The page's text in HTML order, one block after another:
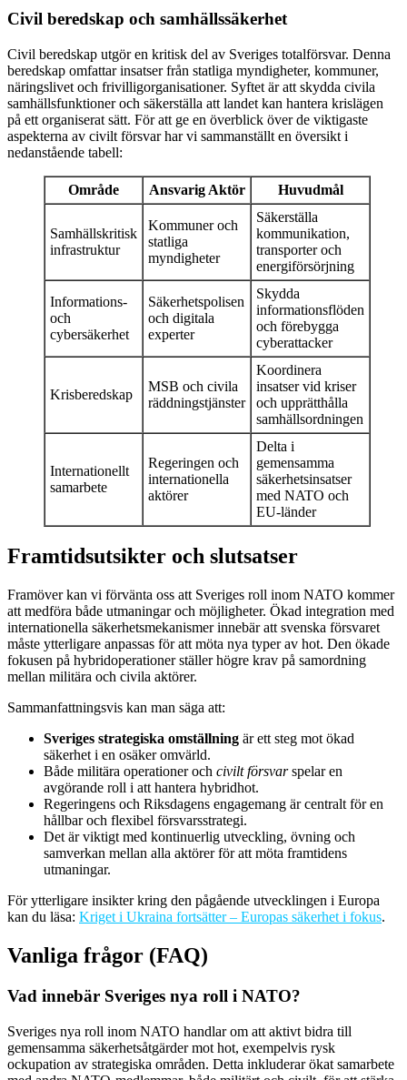
Civil beredskap och samhällssäkerhet
Civil beredskap utgör en kritisk del av Sveriges totalförsvar. Denna
beredskap omfattar insatser från statliga myndigheter, kommuner,
näringslivet och frivilligorganisationer. Syftet är att skydda civila
samhällsfunktioner och säkerställa att landet kan hantera krislägen
på ett organiserat sätt. För att ge en överblick över de viktigaste
aspekterna av civilt försvar har vi sammanställt en översikt i
nedanstående tabell:
Område Ansvarig Aktör Huvudmål
Samhällskritisk
infrastruktur
Kommuner och
statliga
myndigheter
Säkerställa
kommunikation,
transporter och
energiförsörjning
Informations-
och
cybersäkerhet
Säkerhetspolisen
och digitala
experter
Skydda
informationsflöden
och förebygga
cyberattacker
Krisberedskap
MSB och civila
räddningstjänster
Koordinera
insatser vid kriser
och upprätthålla
samhällsordningen
Internationellt
samarbete
Regeringen och
internationella
aktörer
Delta i
gemensamma
säkerhetsinsatser
med NATO och
EU-länder
Framtidsutsikter och slutsatser
Framöver kan vi förvänta oss att Sveriges roll inom NATO kommer
att medföra både utmaningar och möjligheter. Ökad integration med
internationella säkerhetsmekanismer innebär att svenska försvaret
måste ytterligare anpassas för att möta nya typer av hot. Den ökade
fokusen på hybridoperationer ställer högre krav på samordning
mellan militära och civila aktörer.
Sammanfattningsvis kan man säga att:
Sveriges strategiska omställning är ett steg mot ökad
säkerhet i en osäker omvärld.
Både militära operationer och civilt försvarspelar en
avgörande roll i att hantera hybridhot.
Regeringens och Riksdagens engagemang är centralt för en
hållbar och flexibel försvarsstrategi.
Det är viktigt med kontinuerlig utveckling, övning och
samverkan mellan alla aktörer för att möta framtidens
utmaningar.
För ytterligare insikter kring den pågående utvecklingen i Europa
kan du läsa: Kriget i Ukraina fortsätter – Europas säkerhet i fokus.
Vanliga frågor (FAQ)
Vad innebär Sveriges nya roll i NATO?
Sveriges nya roll inom NATO handlar om att aktivt bidra till
gemensamma säkerhetsåtgärder mot hot, exempelvis rysk
ockupation av strategiska områden. Detta inkluderar ökat samarbete